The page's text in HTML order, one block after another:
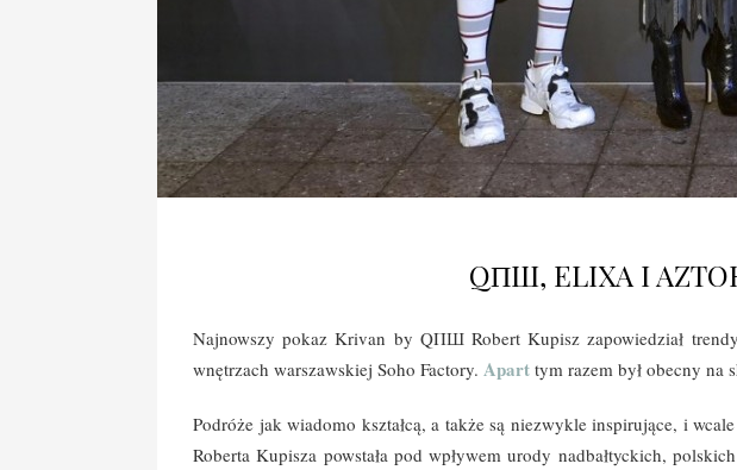
QΠШ, ELIXA I
Najnowszy pokaz Krivan by QΠШ Robert Kupisz zapowiedział
wnętrzach warszawskiej Soho Factory. Apart tym razem był obecny na
Podróże jak wiadomo kształcą, a także są niezwykle inspirujące, i
Roberta Kupisza powstała pod wpływem urody nadbałtyckich,